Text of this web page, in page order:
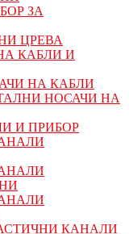
ЗА
ЦРЕВА
КАБЛИ И
НА КАБЛИ
НОСАЧИ НА
И ПРИБОР
КАНАЛИ